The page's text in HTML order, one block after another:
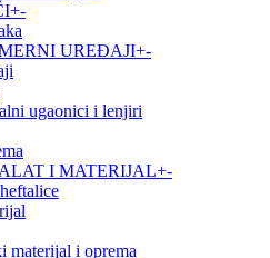
+-
UREĐAJI+-
ugaonici i lenjiri
I MATERIJAL+-
materijal i oprema